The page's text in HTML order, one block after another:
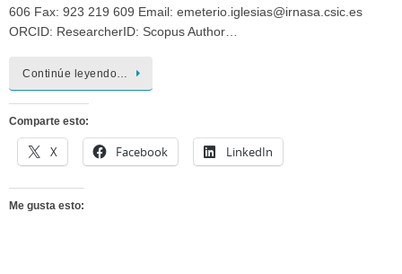
606 Fax: 923 219 609 Email: emeterio.iglesias@irnasa.csic.es
ORCID: ResearcherID: Scopus Author…
Continúe leyendo…
Comparte esto:
X Facebook LinkedIn
Me gusta esto: